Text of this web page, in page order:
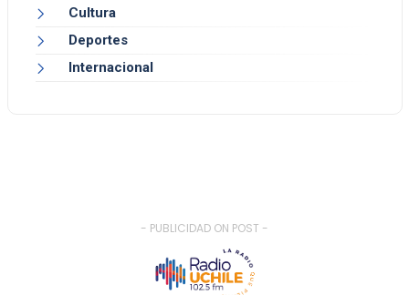
Cultura
Deportes
Internacional
- PUBLICIDAD ON POST -